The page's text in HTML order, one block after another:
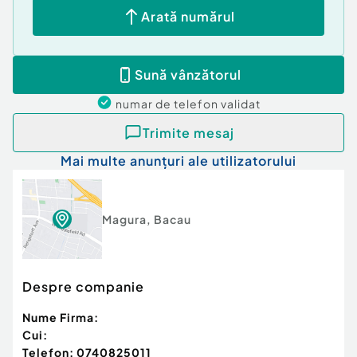
Arată numărul
Sună vânzătorul
numar de telefon validat
Trimite mesaj
Mai multe anunțuri ale utilizatorului
Magura, Bacau
Despre companie
Nume Firma:
Cui:
Telefon: 0740825011